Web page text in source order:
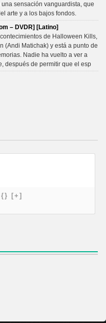
sensación vanguardista, que
arte y a los bajos fondos.
– DVDR] [Latino]
de Halloween Kills,
(Andi Matichak) y está a punto de
Nadie ha vuelto a ver a
después de permitir que el esp
{} [+]